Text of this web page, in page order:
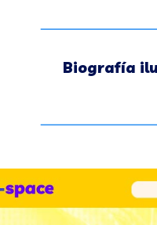
Biografía